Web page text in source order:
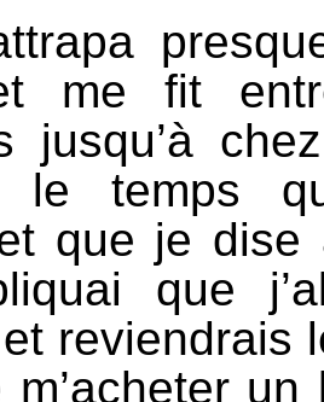
me fit
jusqu’à
le temps
que je
que
reviendrais